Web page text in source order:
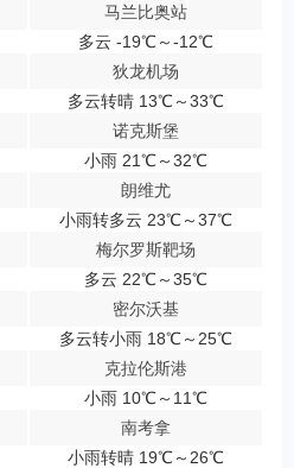
马兰比奥站
多云 -19℃～-12℃
狄龙机场
多云转晴 13℃～33℃
诺克斯堡
小雨 21℃～32℃
朗维尤
小雨转多云 23℃～37℃
梅尔罗斯靶场
多云 22℃～35℃
密尔沃基
多云转小雨 18℃～25℃
克拉伦斯港
小雨 10℃～11℃
南考拿
小雨转晴 19℃～26℃